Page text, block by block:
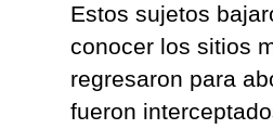
Estos sujetos
conocer los sitios
regresaron para
fueron